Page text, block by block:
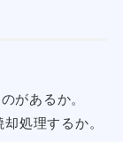
があるか。
処理するか。